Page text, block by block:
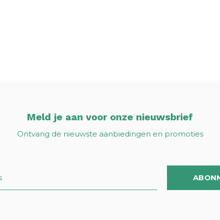
Meld je aan voor onze nieuwsbrief
Ontvang de nieuwste aanbiedingen en promoties